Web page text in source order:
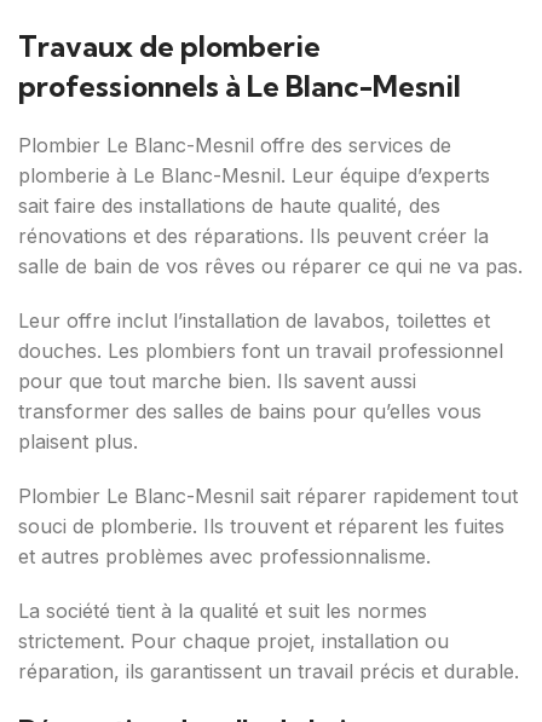
Travaux de plomberie
professionnels à Le Blanc-Mesnil
Plombier Le Blanc-Mesnil offre des services de
plomberie à Le Blanc-Mesnil. Leur équipe d’experts
sait faire des installations de haute qualité, des
rénovations et des réparations. Ils peuvent créer la
salle de bain de vos rêves ou réparer ce qui ne va pas.
Leur offre inclut l’installation de lavabos, toilettes et
douches. Les plombiers font un travail professionnel
pour que tout marche bien. Ils savent aussi
transformer des salles de bains pour qu’elles vous
plaisent plus.
Plombier Le Blanc-Mesnil sait réparer rapidement tout
souci de plomberie. Ils trouvent et réparent les fuites
et autres problèmes avec professionnalisme.
La société tient à la qualité et suit les normes
strictement. Pour chaque projet, installation ou
réparation, ils garantissent un travail précis et durable.